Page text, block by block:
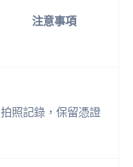
注意事項
拍照記錄，保留憑證